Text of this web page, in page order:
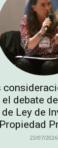
el debate
Ley de
Propiedad
23/07/2026